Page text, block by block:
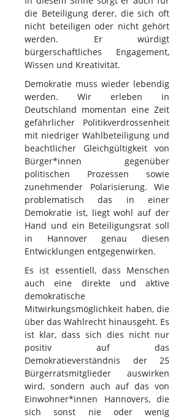
die Beteiligung derer, die sich oft
nicht beteiligen oder nicht gehört
werden. Er würdigt
bürgerschaftliches Engagement,
Wissen und Kreativität.
Demokratie muss wieder lebendig
werden. Wir erleben in
Deutschland momentan eine Zeit
gefährlicher Politikverdrossenheit
mit niedriger Wahlbeteiligung und
beachtlicher Gleichgültigkeit von
Bürger*innen gegenüber
politischen Prozessen sowie
zunehmender Polarisierung. Wie
problematisch das in einer
Demokratie ist, liegt wohl auf der
Hand und ein Beteiligungsrat soll
in Hannover genau diesen
Entwicklungen entgegenwirken.
Es ist essentiell, dass Menschen
auch eine direkte und aktive
demokratische
Mitwirkungsmöglichkeit haben, die
über das Wahlrecht hinausgeht. Es
ist klar, dass sich dies nicht nur
positiv auf das
Demokratieverständnis der 25
Bürgerratsmitglieder auswirken
wird, sondern auch auf das von
Einwohner*innen Hannovers, die
sich sonst nie oder wenig